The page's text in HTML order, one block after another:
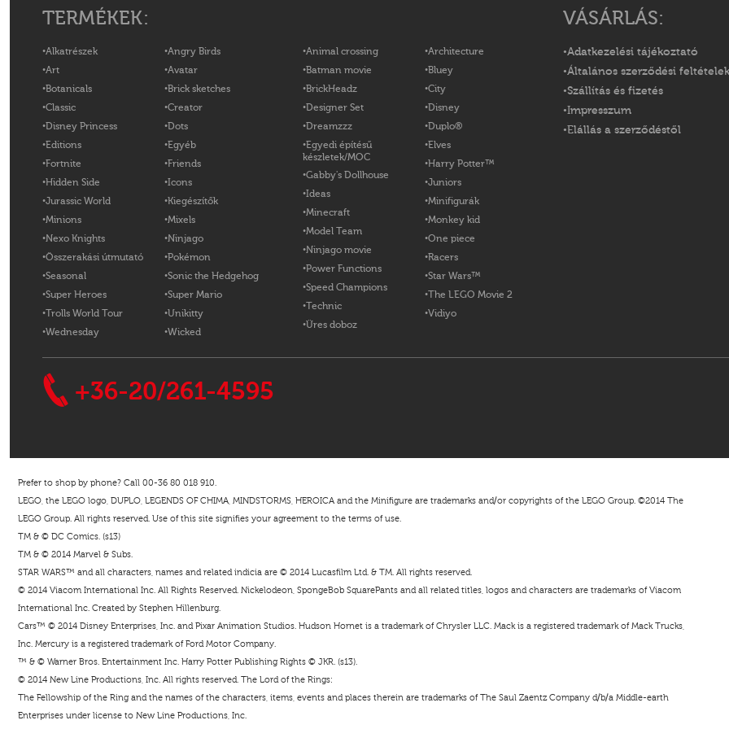
TERMÉKEK:
Alkatrészek
Art
Botanicals
Classic
Disney Princess
Editions
Fortnite
Hidden Side
Jurassic World
Minions
Nexo Knights
Összerakási útmutató
Seasonal
Super Heroes
Trolls World Tour
Wednesday
Angry Birds
Avatar
Brick sketches
Creator
Dots
Egyéb
Friends
Icons
Kiegészítők
Mixels
Ninjago
Pokémon
Sonic the Hedgehog
Super Mario
Unikitty
Wicked
Animal crossing
Batman movie
BrickHeadz
Designer Set
Dreamzzz
Egyedi építésű
készletek/MOC
Gabby's Dollhouse
Ideas
Minecraft
Model Team
Ninjago movie
Power Functions
Speed Champions
Technic
Üres doboz
Architecture
Bluey
City
Disney
Duplo®
Elves
Harry Potter™
Juniors
Minifigurák
Monkey kid
One piece
Racers
Star Wars™
The LEGO Movie 2
Vidiyo
VÁSÁRLÁS:
Adatkezelési tájékoztató
Általános szerződési feltételek
Szállítás és fizetés
Impresszum
Elállás a szerződéstől
+36-20/261-4595
Prefer to shop by phone? Call 00-36 80 018 910.
LEGO, the LEGO logo, DUPLO, LEGENDS OF CHIMA, MINDSTORMS, HEROICA and the Minifigure are trademarks and/or copyrights of the LEGO Group. ©2014 The
LEGO Group. All rights reserved. Use of this site signifies your agreement to the terms of use.
TM & © DC Comics. (s13)
TM & © 2014 Marvel & Subs.
STAR WARS™ and all characters, names and related indicia are © 2014 Lucasfilm Ltd. & TM. All rights reserved.
© 2014 Viacom International Inc. All Rights Reserved. Nickelodeon, SpongeBob SquarePants and all related titles, logos and characters are trademarks of Viacom
International Inc. Created by Stephen Hillenburg.
Cars™ © 2014 Disney Enterprises, Inc. and Pixar Animation Studios. Hudson Hornet is a trademark of Chrysler LLC. Mack is a registered trademark of Mack Trucks,
Inc. Mercury is a registered trademark of Ford Motor Company.
™ & © Warner Bros. Entertainment Inc. Harry Potter Publishing Rights © JKR. (s13).
© 2014 New Line Productions, Inc. All rights reserved. The Lord of the Rings:
The Fellowship of the Ring and the names of the characters, items, events and places therein are trademarks of The Saul Zaentz Company d/b/a Middle-earth
Enterprises under license to New Line Productions, Inc.